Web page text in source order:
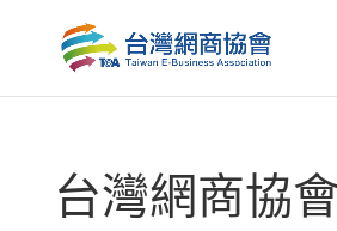
台灣網商協